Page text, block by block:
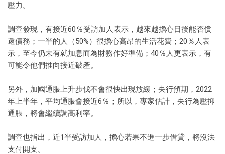
壓力。
調查發現，有接近60％受訪加人表示，越來越擔心日後能否償
還債務；一半的人（50%）很擔心高昂的生活花費；20％人表
示，至今仍未有就加息而為財務作好準備；40％人更表示，有
可能令他們推向接近破產。
另外，加國通脹上升步伐不會很快出現放緩；央行預期，2022
年上半年，平均通脹會接近6％；所以，專家估計，央行為壓抑
通脹，將會繼續調高利率。
調查也指出，近1半受訪加人，擔心若果不進一步借貸，將沒法
支付開支。